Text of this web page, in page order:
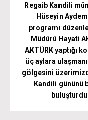
Regaib Kandili
Hüseyin
programı
Müdürü Hayati
AKTÜRK yaptığı
üç aylara
gölgesini
Kandili gününü